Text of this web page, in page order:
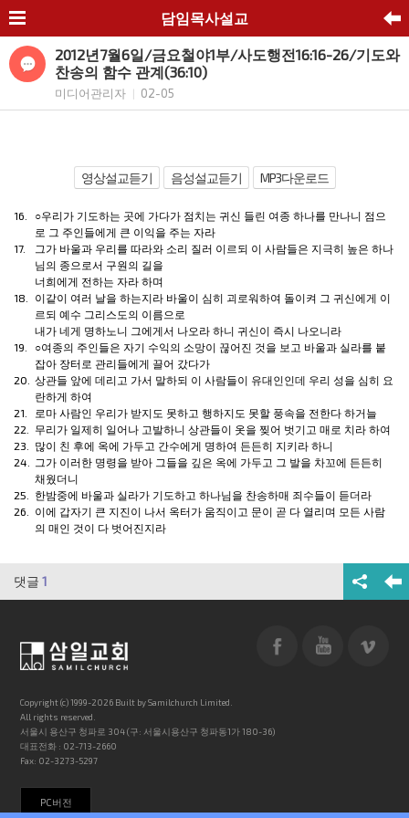
담임목사설교
2012년7월6일/금요철야1부/사도행전16:16-26/기도와
찬송의 함수 관계(36:10)
미디어관리자 02-05
영상설교듣기 음성설교듣기 MP3다운로드
16. ○우리가 기도하는 곳에 가다가 점치는 귀신 들린 여종 하나를 만나니 점으
로 그 주인들에게 큰 이익을 주는 자라
17.
그가 바울과 우리를 따라와 소리 질러 이르되 이 사람들은 지극히 높은 하나
님의 종으로서 구원의 길을
너희에게 전하는 자라 하며
18.
이같이 여러 날을 하는지라 바울이 심히 괴로워하여 돌이켜 그 귀신에게 이
르되 예수 그리스도 의 이름 으로
내가 네게 명하노니 그에게서 나오라 하니 귀신이 즉시 나오니라
19.
○여종의 주인들은 자기 수익의 소망이 끊어진 것을 보고 바울과 실라를 붙
잡아 장터 로 관리들에게 끌어 갔다가
20.
상관들 앞에 데리고 가서 말하되 이 사람들이 유대인인데 우리 성을 심히 요
란하게 하여
21.
로마 사람인 우리가 받지도 못하고 행하지도 못할 풍속을 전한다 하거늘
22.
무리가 일제히 일어나 고발하니 상관들이 옷을 찢어 벗기고 매로 치라 하여
23.
많이 친 후에 옥에 가두고 간수에게 명하여 든든히 지키라 하니
24.
그가 이러한 명령을 받아 그들을 깊은 옥에 가두고 그 발을 차꼬에 든든히
채웠더니
25.
한밤중에 바울과 실라가 기도하고 하나님을 찬송하매 죄수들이 듣더라
26.
이에 갑자기 큰 지진이 나서 옥터가 움직이고 문이 곧 다 열리며 모든 사람
의 매인 것이 다 벗어진지라
댓글 1
Copyright (c) 1999-2026 Built by Samilchurch Limited.
All rights reserved.
서울시 용산구 청파로 304 (구: 서울시용산구 청파동1가 180-36)
대표전화 : 02-713-2660
Fax: 02-3273-5297
PC버전